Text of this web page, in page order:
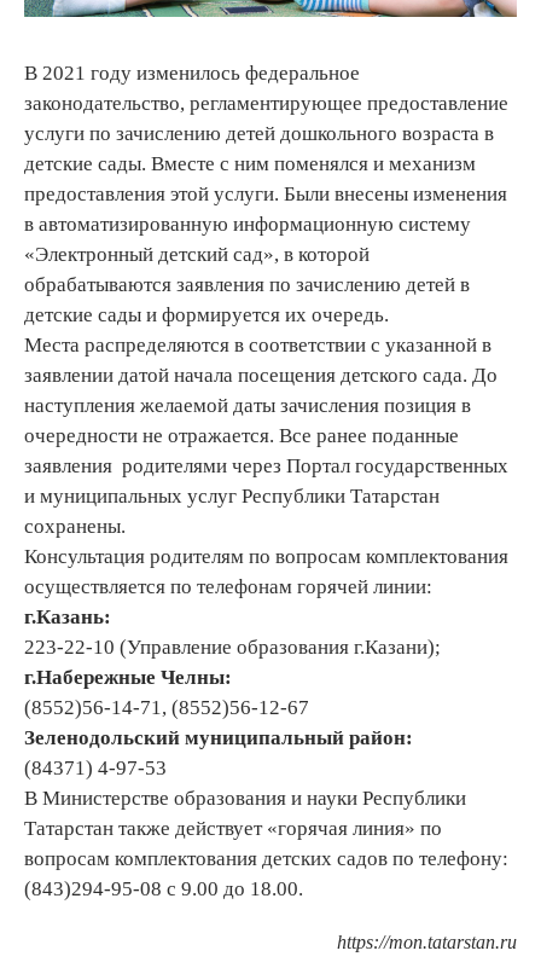
В 2021 году изменилось федеральное
законодательство, регламентирующее предоставление
услуги по зачислению детей дошкольного возраста в
детские сады. Вместе с ним поменялся и механизм
предоставления этой услуги. Были внесены изменения
в автоматизированную информационную систему
«Электронный детский сад», в которой
обрабатываются заявления по зачислению детей в
детские сады и формируется их очередь.
Места распределяются в соответствии с указанной в
заявлении датой начала посещения детского сада. До
наступления желаемой даты зачисления позиция в
очередности не отражается. Все ранее поданные
заявления родителями через Портал государственных
и муниципальных услуг Республики Татарстан
сохранены.
Консультация родителям по вопросам комплектования
осуществляется по телефонам горячей линии:
г.Казань:
223-22-10 (Управление образования г.Казани);
г.Набережные Челны:
(8552)56-14-71, (8552)56-12-67
Зеленодольский муниципальный район:
(84371) 4-97-53
В Министерстве образования и науки Республики
Татарстан также действует «горячая линия» по
вопросам комплектования детских садов по телефону:
(843)294-95-08 с 9.00 до 18.00.
https://mon.tatarstan.ru